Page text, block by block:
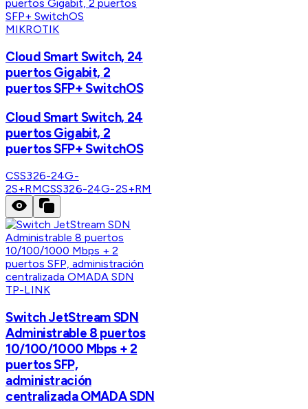
MIKROTIK
Cloud Smart Switch, 24
puertos Gigabit, 2
puertos SFP+ SwitchOS
Cloud Smart Switch, 24
puertos Gigabit, 2
puertos SFP+ SwitchOS
CSS326-24G-
2S+RMCSS326-24G-2S+RM
TP-LINK
Switch JetStream SDN
Administrable 8 puertos
10/100/1000 Mbps + 2
puertos SFP,
administración
centralizada OMADA SDN